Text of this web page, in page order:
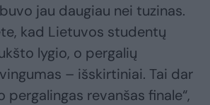
jau daugiau nei tuzinas.
kad Lietuvos studentų
lygio, o pergalių
– išskirtiniai. Tai dar
revanšas finale“,